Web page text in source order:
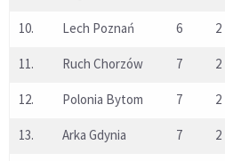
10. Lech Poznań 6 2
11. Ruch Chorzów 7 2
12. Polonia Bytom 7 2
13. Arka Gdynia 7 2